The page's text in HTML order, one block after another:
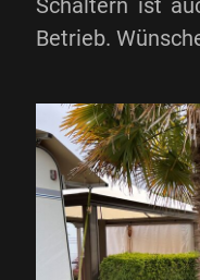
Schaltern ist
Betrieb.